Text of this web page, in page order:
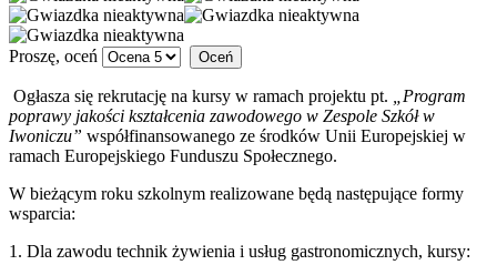
Proszę, oceń
Ogłasza się rekrutację na kursy w ramach projektu pt.
„Program
poprawy jakości kształcenia zawodowego w Zespole Szkół w
Iwoniczu” współfinansowanego ze środków Unii Europejskiej w
ramach Europejskiego Funduszu Społecznego.
W bieżącym roku szkolnym realizowane będą następujące formy
wsparcia:
1. Dla zawodu technik żywienia i usług gastronomicznych, kursy: